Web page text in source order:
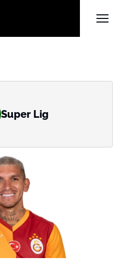
Super Lig